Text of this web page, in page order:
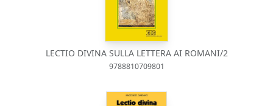
LECTIO DIVINA SULLA LETTERA AI ROMANI/2
9788810709801